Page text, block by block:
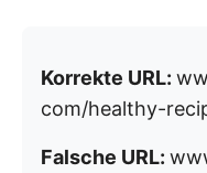
Korrekte URL:
com/healthy-
Falsche URL: